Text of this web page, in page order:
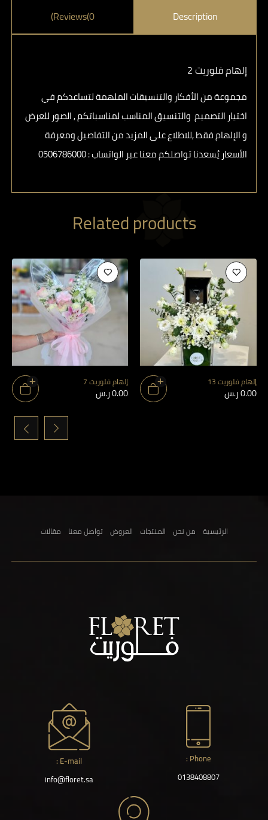
Description
Reviews(0)
إلهام فلوريت 2
مجموعة من الأفكار والتنسيقات الملهمة لتساعدكم في
اختيار التصميم والتنسيق المناسب لمناسباتكم , الصور للعرض
و الإلهام فقط ,للاطلاع على المزيد من التفاصيل ومعرفة
الأسعار يُسعدنا تواصلكم معنا عبر الواتساب : ⁦ 0506786000⁩
Related products
إلهام فلوريت 13
0.00ر.س
إلهام فلوريت 7
0.00ر.س
‹
›
الرئيسية من نحن المنتجات العروض تواصل معنا مقالات
Phone :
0138408807
E-mail :
info@floret.sa